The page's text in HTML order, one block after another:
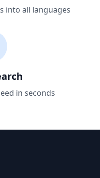
into all languages
in seconds